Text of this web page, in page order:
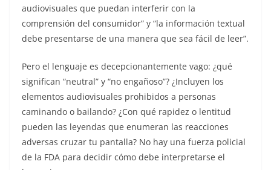
audiovisuales que puedan interferir con la
comprensión del consumidor” y “la información textual
debe presentarse de una manera que sea fácil de leer”.
Pero el lenguaje es decepcionantemente vago: ¿qué
significan “neutral” y “no engañoso”? ¿Incluyen los
elementos audiovisuales prohibidos a personas
caminando o bailando? ¿Con qué rapidez o lentitud
pueden las leyendas que enumeran las reacciones
adversas cruzar tu pantalla? No hay una fuerza policial
de la FDA para decidir cómo debe interpretarse el